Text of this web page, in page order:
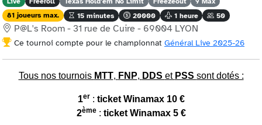
81 joueurs max.
15 minutes 20000 1 heure 50
P@L's Room - 31 rue de Cuire - 69004 LYON
Ce tournoi compte pour le championnat Général Live 2025-26
Tous nos tournois MTT, FNP, DDS et PSS sont dotés :
1er : ticket Winamax 10 €
2ème : ticket Winamax 5 €